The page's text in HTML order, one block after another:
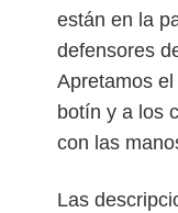
están en la
defensores
Apretamos
botín y a los
con las
Las